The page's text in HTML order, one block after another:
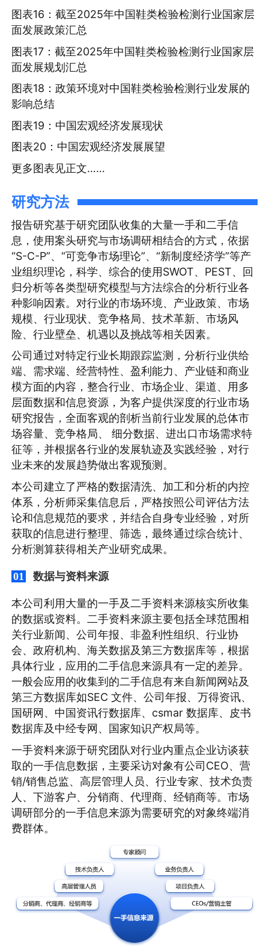
图表16：截至2025年中国鞋类检验检测行业国家层
面发展政策汇总
图表17：截至2025年中国鞋类检验检测行业国家层
面发展规划汇总
图表18：政策环境对中国鞋类检验检测行业发展的
影响总结
图表19：中国宏观经济发展现状
图表20：中国宏观经济发展展望
更多图表见正文……
研究方法
报告研究基于研究团队收集的大量一手和二手信
息，使用案头研究与市场调研相结合的方式，依据
“S-C-P”、“可竞争市场理论”、“新制度经济学”等产
业组织理论，科学、综合的使用SWOT、PEST、回
归分析等各类型研究模型与方法综合的分析行业各
种影响因素。对行业的市场环境、产业政策、市场
规模、行业现状、竞争格局、技术革新、市场风
险、行业壁垒、机遇以及挑战等相关因素。
公司通过对特定行业长期跟踪监测，分析行业供给
端、需求端、经营特性、盈利能力、产业链和商业
模方面的内容，整合行业、市场企业、渠道、用多
层面数据和信息资源，为客户提供深度的行业市场
研究报告，全面客观的剖析当前行业发展的总体市
场容量、竞争格局、 细分数据、进出口市场需求特
征等，并根据各行业的发展轨迹及实践经验，对行
业未来的发展趋势做出客观预测。
本公司建立了严格的数据清洗、加工和分析的内控
体系，分析师采集信息后，严格按照公司评估方法
论和信息规范的要求，并结合自身专业经验，对所
获取的信息进行整理、筛选，最终通过综合统计、
分析测算获得相关产业研究成果。
01 数据与资料来源
本公司利用大量的一手及二手资料来源核实所收集
的数据或资料。二手资料来源主要包括全球范围相
关行业新闻、公司年报、非盈利性组织、行业协
会、政府机构、海关数据及第三方数据库等，根据
具体行业，应用的二手信息来源具有一定的差异。
一般会应用的收集到的二手信息有来自新闻网站及
第三方数据库如SEC 文件、公司年报、万得资讯、
国研网、中国资讯行数据库、csmar 数据库、皮书
数据库及中经专网、国家知识产权局等。
一手资料来源于研究团队对行业内重点企业访谈获
取的一手信息数据，主要采访对象有公司CEO、营
销/销售总监、高层管理人员、行业专家、技术负责
人、下游客户、分销商、代理商、经销商等。市场
调研部分的一手信息来源为需要研究的对象终端消
费群体。